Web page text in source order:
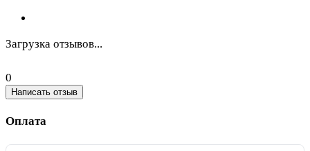
Загрузка отзывов...
0
Написать отзыв
Оплата